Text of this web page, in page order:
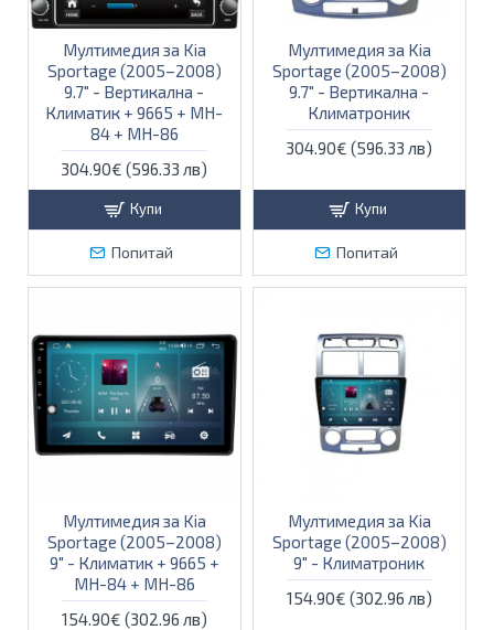
Мултимедия за Kia
Sportage (2005–2008)
9.7″ - Вертикална -
Климатик + 9665 + MH-
84 + MH-86
304.90€ (596.33 лв)
Купи
Попитай
Мултимедия за Kia
Sportage (2005–2008)
9.7″ - Вертикална -
Климатроник
304.90€ (596.33 лв)
Купи
Попитай
Мултимедия за Kia
Sportage (2005–2008)
9″ - Климатик + 9665 +
MH-84 + MH-86
154.90€ (302.96 лв)
Мултимедия за Kia
Sportage (2005–2008)
9″ - Климатроник
154.90€ (302.96 лв)